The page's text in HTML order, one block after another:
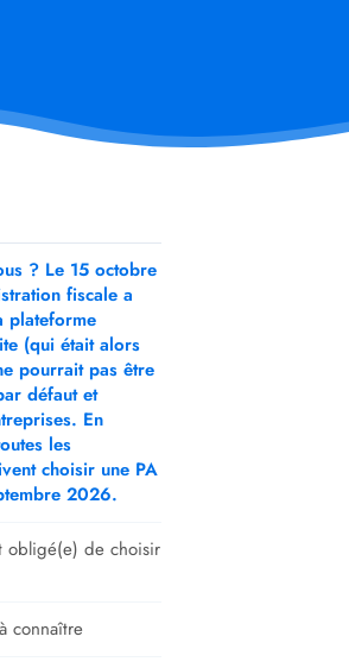
? Le 15 octobre
fiscale a
plateforme
(qui était alors
pourrait pas être
défaut et
En
les
choisir une PA
2026.
obligé(e) de choisir
connaître